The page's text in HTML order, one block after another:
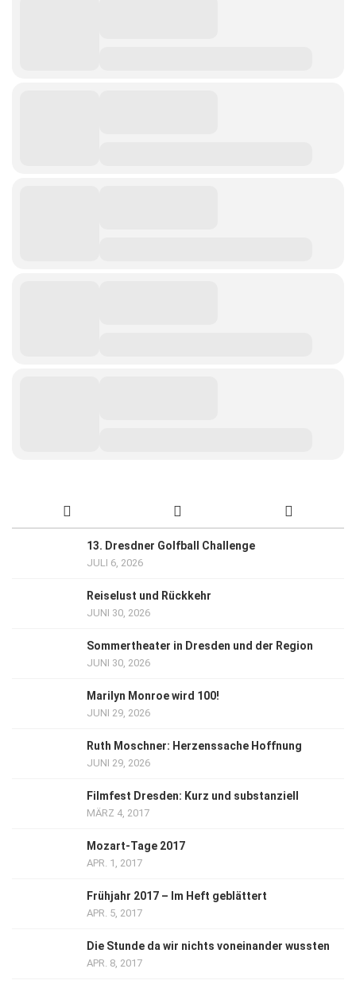
13. Dresdner Golfball Challenge
JULI 6, 2026
Reiselust und Rückkehr
JUNI 30, 2026
Sommertheater in Dresden und der Region
JUNI 30, 2026
Marilyn Monroe wird 100!
JUNI 29, 2026
Ruth Moschner: Herzenssache Hoffnung
JUNI 29, 2026
Filmfest Dresden: Kurz und substanziell
MÄRZ 4, 2017
Mozart-Tage 2017
APR. 1, 2017
Frühjahr 2017 – Im Heft geblättert
APR. 5, 2017
Die Stunde da wir nichts voneinander wussten
APR. 8, 2017